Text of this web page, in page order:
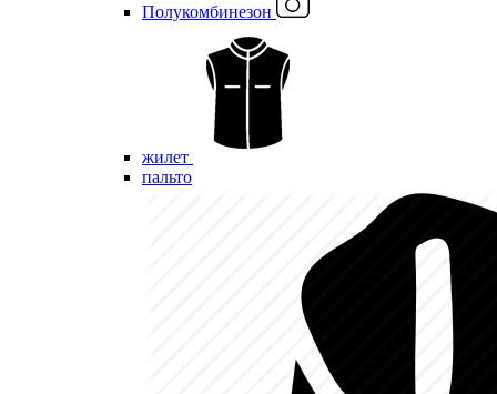
Полукомбинезон
жилет
пальто